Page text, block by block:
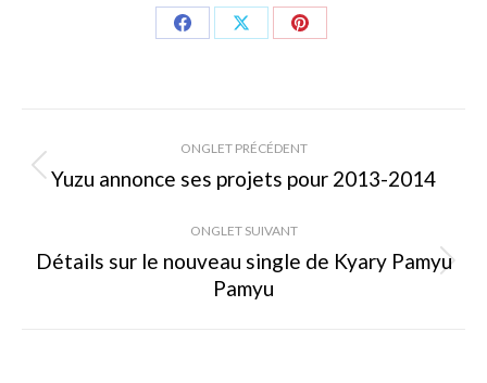
Share
Share
Share
Navigation
de
commentaire
ONGLET PRÉCÉDENT
Onglet
Yuzu annonce ses projets pour 2013-2014
ONGLET SUIVANT
Onglet
suivant
Détails sur le nouveau single de Kyary Pamyu
Pamyu